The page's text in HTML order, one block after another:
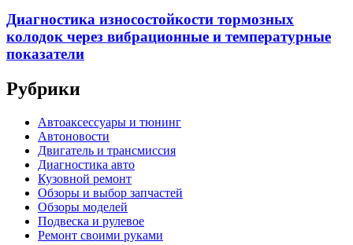
Диагностика износостойкости тормозных
колодок через вибрационные и температурные
показатели
Рубрики
Автоаксессуары и тюнинг
Автоновости
Двигатель и трансмиссия
Диагностика авто
Кузовной ремонт
Обзоры и выбор запчастей
Обзоры моделей
Подвеска и рулевое
Ремонт своими руками